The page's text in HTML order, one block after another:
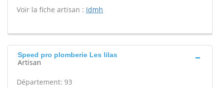
Voir la fiche artisan : Idmh
Speed pro plomberie Les lilas
Artisan
Département: 93